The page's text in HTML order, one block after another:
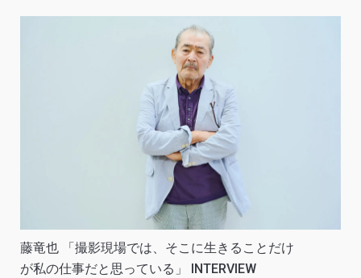
藤竜也 「撮影現場では、そこに生きることだけ
が私の仕事だと思っている」 INTERVIEW